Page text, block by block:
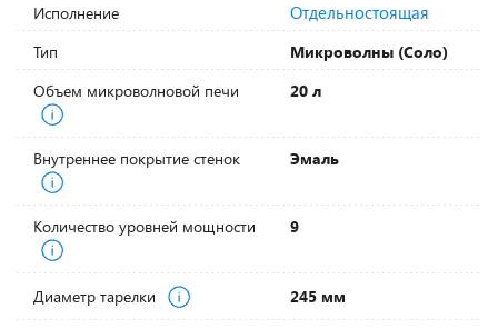
Исполнение Отдельностоящая
Тип
Микроволны (Соло)
Объем микроволновой печи
20 л
Внутреннее покрытие стенок Эмаль
Количество уровней мощности 9
Диаметр тарелки 245 мм